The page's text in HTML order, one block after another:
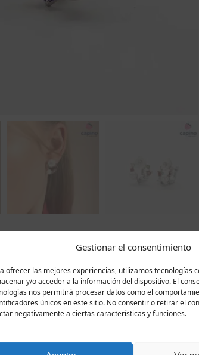
Gestionar el consentimiento
ofrecer las mejores experiencias, utilizamos tecnologías
y/o acceder a la información del dispositivo. El
nos permitirá procesar datos como el
únicos en este sitio. No consentir o retirar el
negativamente a ciertas características y funciones.
joya que realzará cualquier
un brillo duradero y la conservación de
de llevar, mientras que su longitud
de cualquier look. Los pendientes